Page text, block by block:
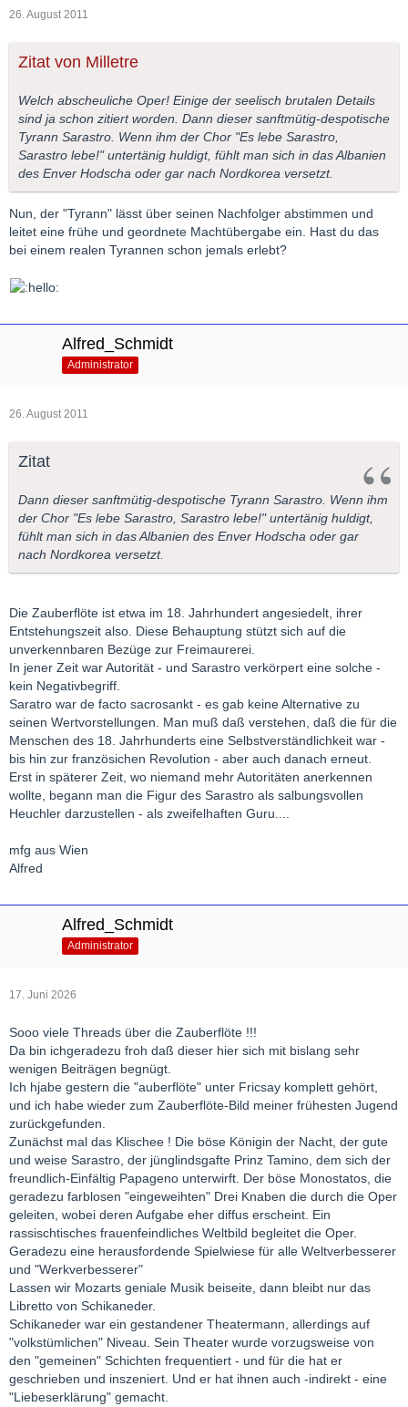
26. August 2011
Zitat von Milletre
Welch abscheuliche Oper! Einige der seelisch brutalen Details
sind ja schon zitiert worden. Dann dieser sanftmütig-despotische
Tyrann Sarastro. Wenn ihm der Chor "Es lebe Sarastro,
Sarastro lebe!" untertänig huldigt, fühlt man sich in das Albanien
des Enver Hodscha oder gar nach Nordkorea versetzt.
Nun, der "Tyrann" lässt über seinen Nachfolger abstimmen und
leitet eine frühe und geordnete Machtübergabe ein. Hast du das
bei einem realen Tyrannen schon jemals erlebt?
Alfred_Schmidt
Administrator
26. August 2011
Zitat
Dann dieser sanftmütig-despotische Tyrann Sarastro. Wenn ihm
der Chor "Es lebe Sarastro, Sarastro lebe!" untertänig huldigt,
fühlt man sich in das Albanien des Enver Hodscha oder gar
nach Nordkorea versetzt.
Die Zauberflöte ist etwa im 18. Jahrhundert angesiedelt, ihrer
Entstehungszeit also. Diese Behauptung stützt sich auf die
unverkennbaren Bezüge zur Freimaurerei.
In jener Zeit war Autorität - und Sarastro verkörpert eine solche -
kein Negativbegriff.
Saratro war de facto sacrosankt - es gab keine Alternative zu
seinen Wertvorstellungen. Man muß daß verstehen, daß die für die
Menschen des 18. Jahrhunderts eine Selbstverständlichkeit war -
bis hin zur französichen Revolution - aber auch danach erneut.
Erst in späterer Zeit, wo niemand mehr Autoritäten anerkennen
wollte, begann man die Figur des Sarastro als salbungsvollen
Heuchler darzustellen - als zweifelhaften Guru....
mfg aus Wien
Alfred
Alfred_Schmidt
Administrator
17. Juni 2026
Sooo viele Threads über die Zauberflöte !!!
Da bin ichgeradezu froh daß dieser hier sich mit bislang sehr
wenigen Beiträgen begnügt.
Ich hjabe gestern die "auberflöte" unter Fricsay komplett gehört,
und ich habe wieder zum Zauberflöte-Bild meiner frühesten Jugend
zurückgefunden.
Zunächst mal das Klischee ! Die böse Königin der Nacht, der gute
und weise Sarastro, der jünglindsgafte Prinz Tamino, dem sich der
freundlich-Einfältig Papageno unterwirft. Der böse Monostatos, die
geradezu farblosen "eingeweihten" Drei Knaben die durch die Oper
geleiten, wobei deren Aufgabe eher diffus erscheint. Ein
rassischtisches frauenfeindliches Weltbild begleitet die Oper.
Geradezu eine herausfordende Spielwiese für alle Weltverbesserer
und "Werkverbesserer"
Lassen wir Mozarts geniale Musik beiseite, dann bleibt nur das
Libretto von Schikaneder.
Schikaneder war ein gestandener Theatermann, allerdings auf
"volkstümlichen" Niveau. Sein Theater wurde vorzugsweise von
den "gemeinen" Schichten frequentiert - und für die hat er
geschrieben und inszeniert. Und er hat ihnen auch -indirekt - eine
"Liebeserklärung" gemacht.